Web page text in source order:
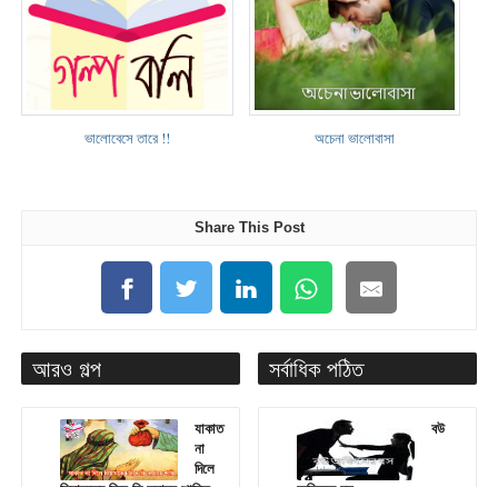
ভালোবেসে তারে !! অচেনা ভালোবাসা
Share This Post
আরও গল্প
যাকাত
না
দিলে
সর্বাধিক পঠিত
বউ